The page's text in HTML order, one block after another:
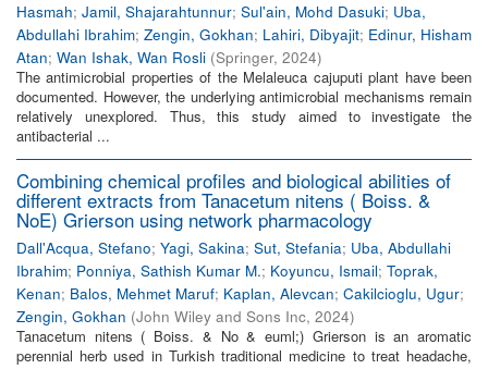
Hasmah; Jamil, Shajarahtunnur; Sul'ain, Mohd Dasuki; Uba,
Abdullahi Ibrahim; Zengin, Gokhan; Lahiri, Dibyajit; Edinur, Hisham
Atan; Wan Ishak, Wan Rosli (Springer, 2024)
The antimicrobial properties of the Melaleuca cajuputi plant have been
documented. However, the underlying antimicrobial mechanisms remain
relatively unexplored. Thus, this study aimed to investigate the
antibacterial ...
Combining chemical profiles and biological abilities of
different extracts from Tanacetum nitens ( Boiss. &
NoE) Grierson using network pharmacology
Dall'Acqua, Stefano; Yagi, Sakina; Sut, Stefania; Uba, Abdullahi
Ibrahim; Ponniya, Sathish Kumar M.; Koyuncu, Ismail; Toprak,
Kenan; Balos, Mehmet Maruf; Kaplan, Alevcan; Cakilcioglu, Ugur;
Zengin, Gokhan (John Wiley and Sons Inc, 2024)
Tanacetum nitens ( Boiss. & No & euml;) Grierson is an aromatic
perennial herb used in Turkish traditional medicine to treat headache,